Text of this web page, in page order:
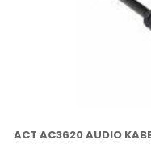
ACT AC3620 AUDIO